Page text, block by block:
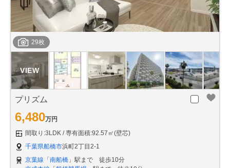
29枚
プリズム
6,480万円
間取り:3LDK
専有面積:92.57㎡(壁芯)
千葉県船橋市浜町2丁目2-1
京葉線 「 南船橋 」駅まで 徒歩10分